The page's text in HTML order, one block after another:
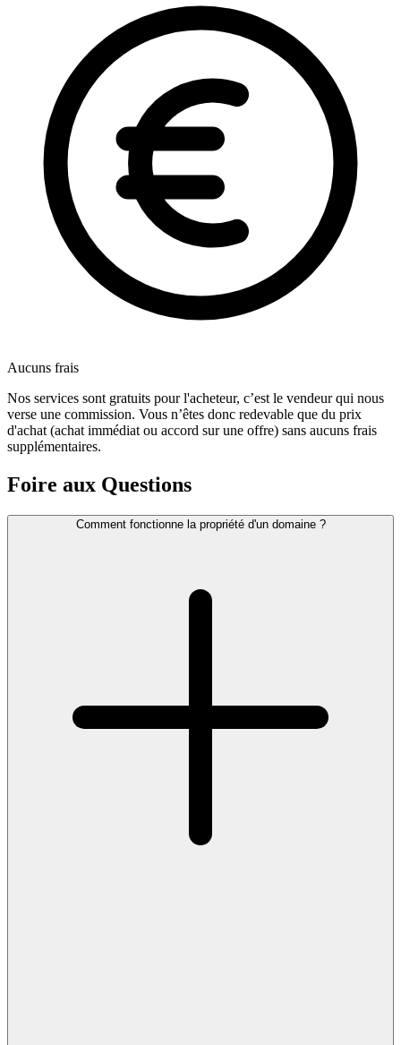
Aucuns frais
Nos services sont gratuits pour l'acheteur, c’est le vendeur qui nous
verse une commission. Vous n’êtes donc redevable que du prix
d'achat (achat immédiat ou accord sur une offre) sans aucuns frais
supplémentaires.
Foire aux Questions
Comment fonctionne la propriété d'un domaine ?